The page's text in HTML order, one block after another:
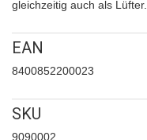
gleichzeitig auch als Lüfter.
EAN
8400852200023
SKU
9090002